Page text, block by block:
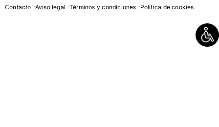
Contacto Aviso legal Términos y condiciones Política de cookies